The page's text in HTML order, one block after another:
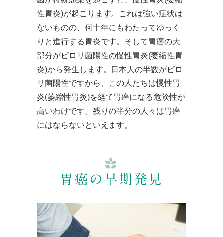
性胃炎)が起こります。これは強い症状は
ないものの、何十年にもわたってゆっく
りと進行する胃炎です。そして胃癌の大
部分がピロリ菌陽性の慢性胃炎(萎縮性胃
炎)から発生します。日本人の半数がピロ
リ菌陽性ですから、この人たちは慢性胃
炎(萎縮性胃炎)を経て胃癌になる危険性が
高いわけです。残りの半分の人々は胃癌
にはならないといえます。
胃癌の早期発見